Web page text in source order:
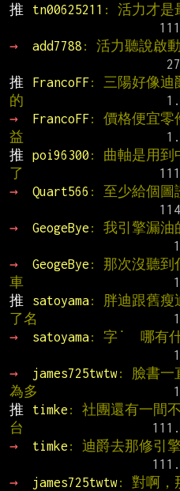
推
tn00625211 : 活力才是
→
add7788 : 活力聽說啟
推
FrancoFF: 三陽好像迪
的
→
FrancoFF: 價格便宜零
益
推
poi96300 : 曲軸是用到
了
→
Quart566 : 至少給個圖
→
GeogeBye : 我引擎漏油
→
GeogeBye : 那次沒聽到
車
推
satoyama: 胖迪跟舊瘦
了名
→
satoyama: 字˙  哪有
→
james725twtw: 臉書一
為多
推
timke : 社團還有一間
台
→
timke : 迪爵去那修引
→
james725twtw: 對啊，